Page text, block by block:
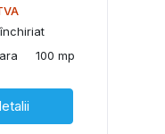
100 mp